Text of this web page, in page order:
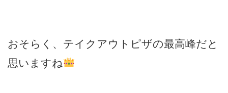
おそらく、テイクアウトピザの最高峰だと
思いますね